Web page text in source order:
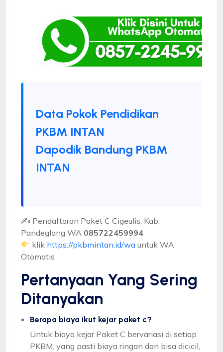
Data Pokok Pendidikan
PKBM INTAN
Dapodik Bandung PKBM
INTAN
✍ Pendaftaran Paket C Cigeulis, Kab.
Pandeglang WA 085722459994
klik https://pkbmintan.id/wa untuk WA
Otomatis
Pertanyaan Yang Sering
Ditanyakan
Berapa biaya ikut kejar paket c?
Untuk biaya kejar Paket C bervariasi di setiap
PKBM, yang pasti biaya ringan dan bisa dicicil,